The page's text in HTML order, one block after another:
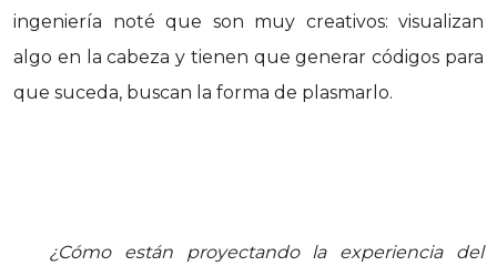
ingeniería noté que son muy creativos: visualizan
algo en la cabeza y tienen que generar códigos para
que suceda, buscan la forma de plasmarlo.
¿Cómo están proyectando la experiencia del